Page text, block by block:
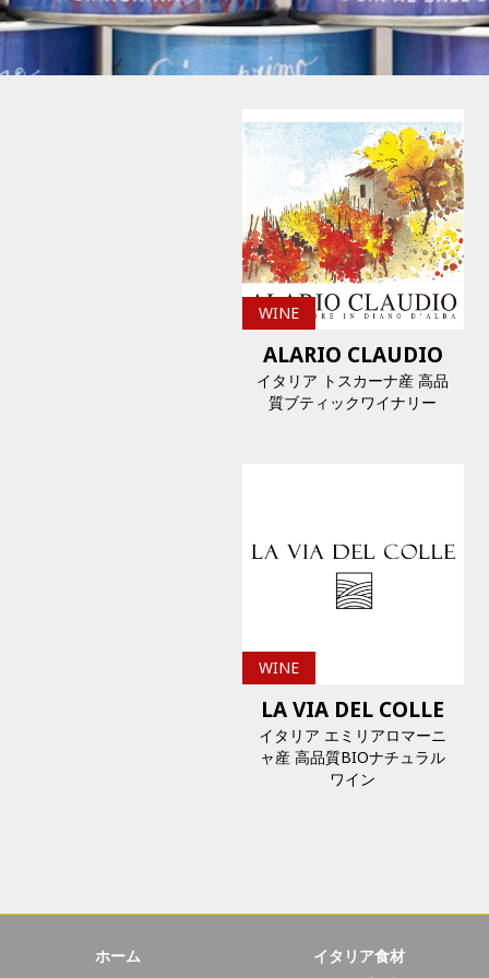
WINE
ALARIO CLAUDIO
イタリア トスカーナ産 高品
質ブティックワイナリー
WINE
LA VIA DEL COLLE
イタリア エミリアロマーニ
ャ産 高品質BIOナチュラル
ワイン
ホーム イタリア食材